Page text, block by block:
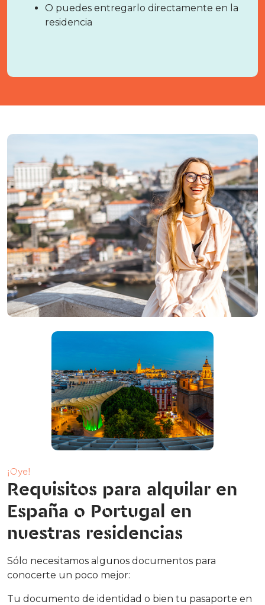
O puedes entregarlo directamente en la
residencia
¡Oye!
Requisitos para alquilar en
España o Portugal en
nuestras residencias
Sólo necesitamos algunos documentos para
conocerte un poco mejor:
Tu documento de identidad o bien tu pasaporte en